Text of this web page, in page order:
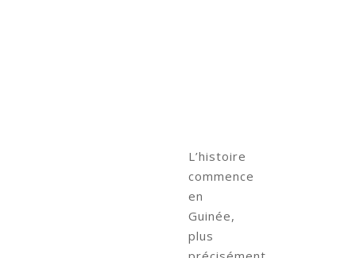
L’histoire
commence
en
Guinée,
plus